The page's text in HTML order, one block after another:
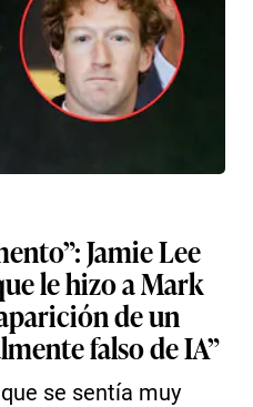
Jamie Lee
le hizo a Mark
de un
falso de IA”
se sentía muy